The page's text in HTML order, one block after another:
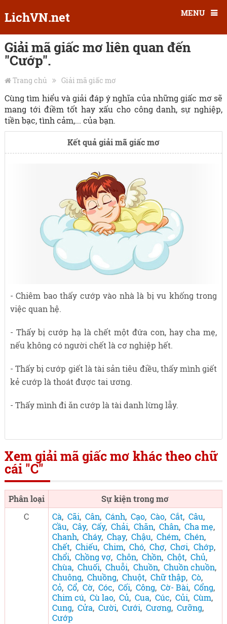
LichVN.net MENU
Giải mã giấc mơ liên quan đến
"Cướp".
Trang chủ Giải mã giấc mơ
Cùng tìm hiểu và giải đáp ý nghĩa của những giấc mơ sẽ
mang tới điềm tốt hay xấu cho công danh, sự nghiệp,
tiền bạc, tình cảm,... của bạn.
Kết quả giải mã giấc mơ
- Chiêm bao thấy cướp vào nhà là bị vu khống trong
việc quan hệ.
- Thấy bị cướp hạ là chết một đứa con, hay cha mẹ,
nếu không có người chết là cơ nghiệp hết.
- Thấy bị cướp giết là tài sản tiêu điều, thấy mình giết
kẻ cướp là thoát được tai ương.
- Thấy mình đi ăn cướp là tài danh lừng lẫy.
Xem giải mã giấc mơ khác theo chữ
cái "C"
Phân loại
Sự kiện trong mơ
C
Cà, Cãi, Cân, Cánh, Cạo, Cào, Cắt, Câu,
Cầu, Cây, Cấy, Chải, Chăn, Chân, Cha mẹ,
Chanh, Cháy, Chạy, Chậu, Chém, Chén,
Chết, Chiếu, Chim, Chó, Chợ, Chơi, Chớp,
Chổi, Chồng vợ, Chôn, Chồn, Chột, Chủ,
Chùa, Chuối, Chuỗi, Chuồn, Chuồn chuồn,
Chuông, Chuồng, Chuột, Chữ thập, Cò,
Cỏ, Cổ, Cờ, Cóc, Cối, Công, Cờ- Bài, Cổng,
Chim cú, Cù lao, Củ, Cua, Cúc, Củi, Cùm,
Cung, Cửa, Cười, Cưới, Cương, Cưỡng,
Cướp